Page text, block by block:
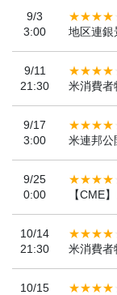
9/3
3:00
地区連銀
9/11
21:30
米消費者
9/17
3:00
米連邦公
9/25
0:00
【CME
10/14
21:30
米消費者
10/15